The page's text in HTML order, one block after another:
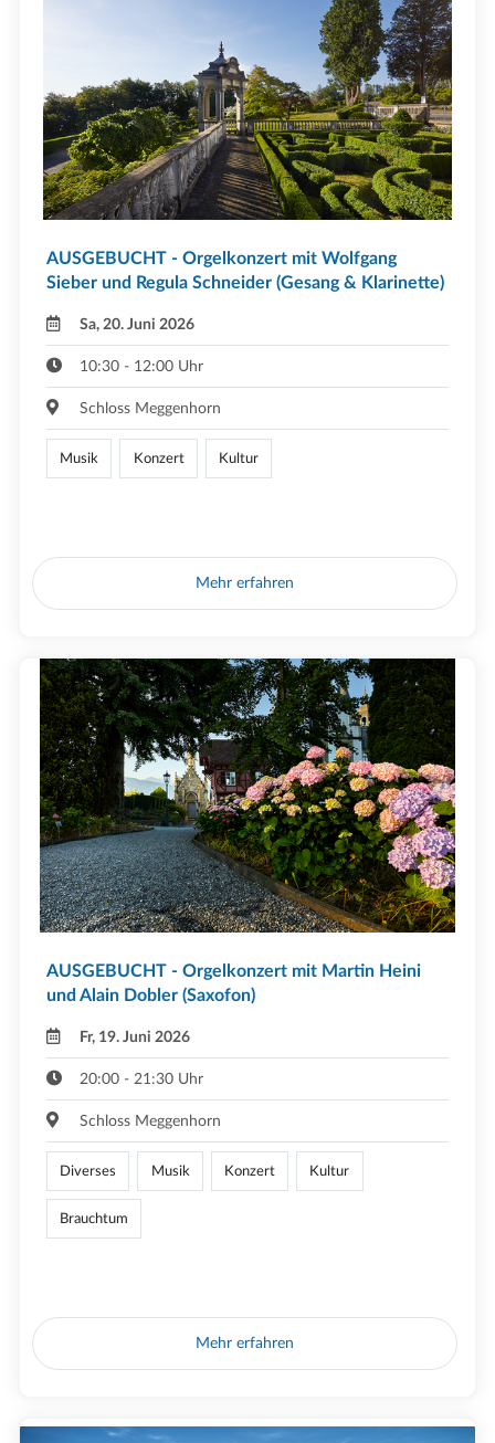
AUSGEBUCHT - Orgelkonzert mit Wolfgang
Sieber und Regula Schneider (Gesang & Klarinette)
Sa, 20. Juni 2026
10:30 - 12:00 Uhr
Schloss Meggenhorn
Musik Konzert Kultur
Mehr erfahren
AUSGEBUCHT - Orgelkonzert mit Martin Heini
und Alain Dobler (Saxofon)
Fr, 19. Juni 2026
20:00 - 21:30 Uhr
Schloss Meggenhorn
Diverses Musik Konzert Kultur
Brauchtum
Mehr erfahren